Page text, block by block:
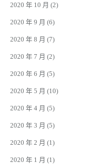
2020 年 10 月 (2)
2020 年 9 月 (6)
2020 年 8 月 (7)
2020 年 7 月 (2)
2020 年 6 月 (5)
2020 年 5 月 (10)
2020 年 4 月 (5)
2020 年 3 月 (5)
2020 年 2 月 (1)
2020 年 1 月 (1)